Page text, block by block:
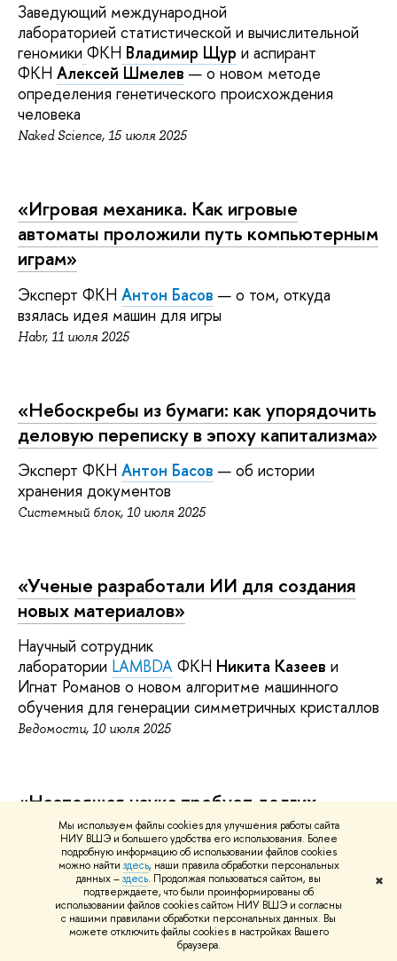
Мы используем файлы cookies для улучшения работы сайта
НИУ ВШЭ и большего удобства его использования. Более
подробную информацию об использовании файлов cookies
можно найти здесь, наши правила обработки персональных
данных –здесь. Продолжая пользоваться сайтом, вы
подтверждаете, что были проинформированы об
использовании файлов cookies сайтом НИУ ВШЭ и согласны
с нашими правилами обработки персональных данных. Вы
можете отключить файлы cookies в настройках Вашего
браузера.
✖
Заведующий международной
лабораторией статистической и вычислительной
геномики ФКН Владимир Щур и аспирант
ФКН Алексей Шмелев — о новом методе
определения генетического происхождения
человека
Naked Science, 15 июля 2025
«Игровая механика. Как игровые
автоматы проложили путь компьютерным
играм»
Эксперт ФКН Антон Басов — о том, откуда
взялась идея машин для игры
Habr, 11 июля 2025
«Небоскребы из бумаги: как упорядочить
деловую переписку в эпоху капитализма»
Эксперт ФКН Антон Басов — об истории
хранения документов
Системный блок, 10 июля 2025
«Ученые разработали ИИ для создания
новых материалов»
Научный сотрудник
лаборатории LAMBDA ФКН Никита Казеев и
Игнат Романов о новом алгоритме машинного
обучения для генерации симметричных кристаллов
Ведомости, 10 июля 2025
«Настоящая наука требует долгих
исследований и осторожных выводов»
Научный руководитель образовательной
программы «Математика машинного обучения»
ФКНВладимир Спокойный— о современной
российской науке и своей работе на ФКН ВШЭ